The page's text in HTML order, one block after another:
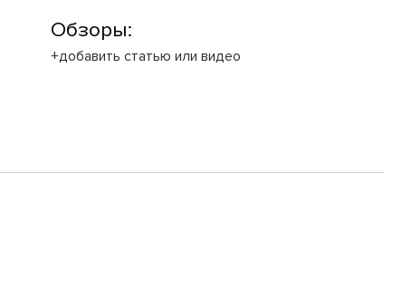
Обзоры:
+добавить статью или видео